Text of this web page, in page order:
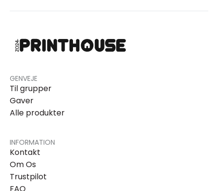
GENVEJE
Til grupper
Gaver
Alle produkter
INFORMATION
Kontakt
Om Os
Trustpilot